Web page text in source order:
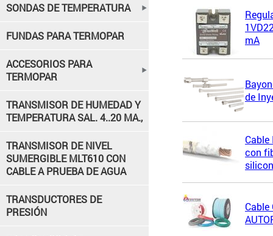
mA
de
con
SONDAS DE TEMPERATURA
FUNDAS PARA TERMOPAR
ACCESORIOS PARA
TERMOPAR
TRANSMISOR DE HUMEDAD Y
TEMPERATURA SAL. 4..20 MA.,
TRANSMISOR DE NIVEL
SUMERGIBLE MLT610 CON
CABLE A PRUEBA DE AGUA
TRANSDUCTORES DE
PRESIÓN